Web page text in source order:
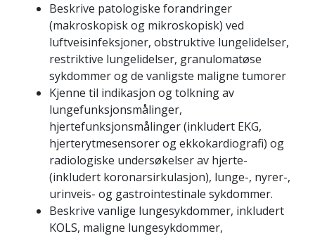
Beskrive patologiske forandringer
(makroskopisk og mikroskopisk) ved
luftveisinfeksjoner, obstruktive lungelidelser,
restriktive lungelidelser, granulomatøse
sykdommer og de vanligste maligne tumorer
Kjenne til indikasjon og tolkning av
lungefunksjonsmålinger,
hjertefunksjonsmålinger (inkludert EKG,
hjerterytmesensorer og ekkokardiografi) og
radiologiske undersøkelser av hjerte-
(inkludert koronarsirkulasjon), lunge-, nyrer-,
urinveis- og gastrointestinale sykdommer.
Beskrive vanlige lungesykdommer, inkludert
KOLS, maligne lungesykdommer,